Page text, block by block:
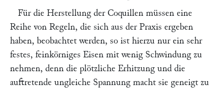
Für die Herstellung der Coquillen müssen eine
Reihe von Regeln, die sich aus der Praxis ergeben
haben, beobachtet werden, so ist hierzu nur ein sehr
festes, feinkörniges Eisen mit wenig Schwindung zu
nehmen, denn die plötzliche Erhitzung und die
auftretende ungleiche Spannung macht sie geneigt zu